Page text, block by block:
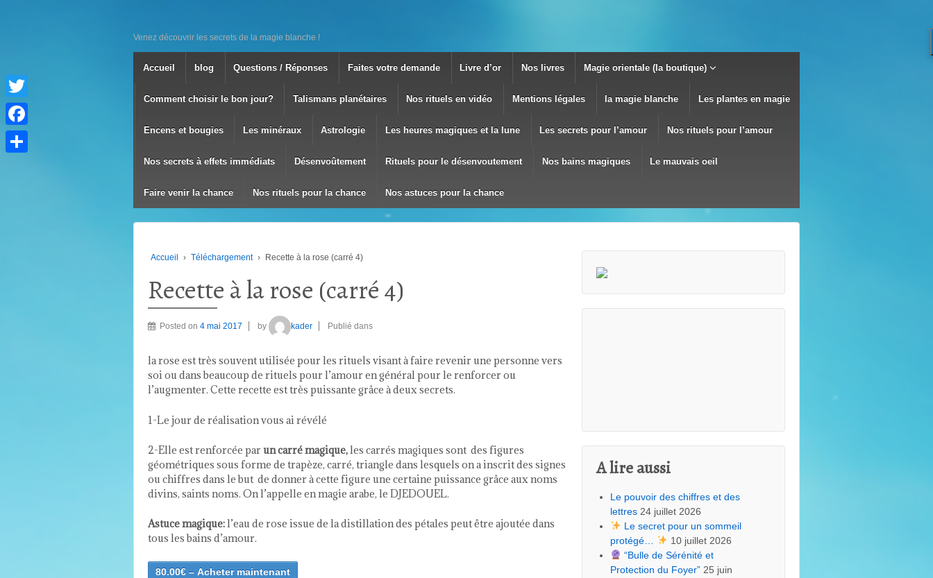
Venez découvrir les secrets de la magie blanche !
Accueil blog Questions / Réponses Faites votre demande Livre d’or Nos livres Magie orientale (la boutique)
Comment choisir le bon jour? Talismans planétaires Nos rituels en vidéo Mentions légales la magie blanche Les plantes en magie
Encens et bougies Les minéraux Astrologie Les heures magiques et la lune Les secrets pour l’amour Nos rituels pour l’amour
Nos secrets à effets immédiats Désenvoûtement Rituels pour le désenvoutement Nos bains magiques Le mauvais oeil
Faire venir la chance Nos rituels pour la chance Nos astuces pour la chance
Accueil › Téléchargement › Recette à la rose (carré 4)
Recette à la rose (carré 4)
Posted on 4 mai 2017 by kader Publié dans
la rose est très souvent utilisée pour les rituels visant à faire revenir une personne vers
soi ou dans beaucoup de rituels pour l’amour en général pour le renforcer ou
l’augmenter. Cette recette est très puissante grâce à deux secrets.
1-Le jour de réalisation vous ai révélé
2-Elle est renforcée par un carré magique,les carrés magiques sont des figures
géométriques sous forme de trapèze, carré, triangle dans lesquels on a inscrit des signes
ou chiffres dans le but de donner à cette figure une certaine puissance grâce aux noms
divins, saints noms. On l’appelle en magie arabe, le DJEDOUEL.
Astuce magique:l’eau de rose issue de la distillation des pétales peut être ajoutée dans
tous les bains d’amour.
80.00€ – Acheter maintenant
A lire aussi
Le pouvoir des chiffres et des
lettres 24 juillet 2026
Le secret pour un sommeil
protégé…
10 juillet 2026
“Bulle de Sérénité et
Protection du Foyer” 25 juin
Twitter
Facebook